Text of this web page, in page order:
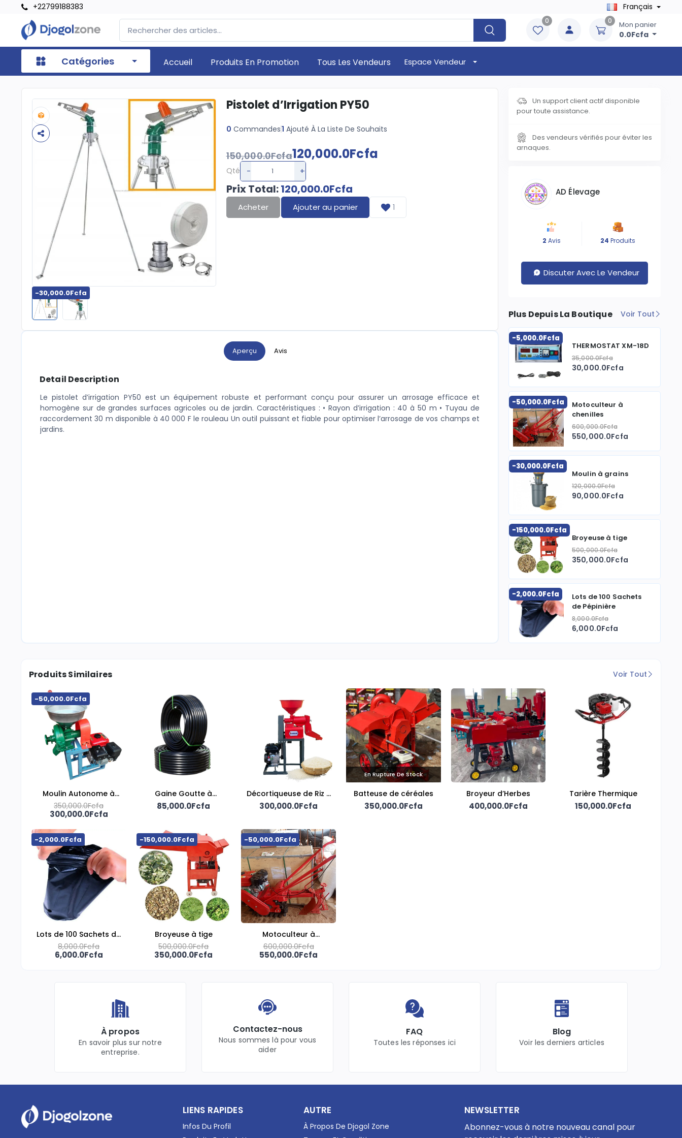
+22799188383 Français
0 0 Mon panier
0.0Fcfa
Catégories Accueil Produits En Promotion Tous Les Vendeurs Espace Vendeur
-30,000.0Fcfa
Pistolet d’Irrigation PY50
0 Commandes1 Ajouté À La Liste De Souhaits
150,000.0Fcfa120,000.0Fcfa
Qté - +
Prix Total:120,000.0Fcfa
Acheter Ajouter au panier 1
Aperçu Avis
Detail Description
Le pistolet d’irrigation PY50 est un équipement robuste et performant conçu pour assurer un arrosage efficace et
homogène sur de grandes surfaces agricoles ou de jardin. Caractéristiques : • Rayon d’irrigation : 40 à 50 m • Tuyau de
raccordement 30 m disponible à 40 000 F le rouleau Un outil puissant et fiable pour optimiser l’arrosage de vos champs et
jardins.
Un support client actif disponible
pour toute assistance.
Des vendeurs vérifiés pour éviter les
arnaques.
AD Élevage
2 Avis 24 Produits
Discuter Avec Le Vendeur
Plus Depuis La Boutique Voir Tout
-5,000.0Fcfa
THERMOSTAT XM-18D
35,000.0Fcfa
30,000.0Fcfa
-50,000.0Fcfa
Motoculteur à
chenilles
600,000.0Fcfa
550,000.0Fcfa
-30,000.0Fcfa
Moulin à grains
120,000.0Fcfa
90,000.0Fcfa
-150,000.0Fcfa
Broyeuse à tige
500,000.0Fcfa
350,000.0Fcfa
-2,000.0Fcfa
Lots de 100 Sachets
de Pépinière
8,000.0Fcfa
6,000.0Fcfa
Produits Similaires Voir Tout
-50,000.0Fcfa
Moulin Autonome à
Moteur à Essence –
7,5 CV
350,000.0Fcfa
300,000.0Fcfa
Gaine Goutte à
Goutte
85,000.0Fcfa
Décortiqueuse de Riz –
Autonome à Moteur
300,000.0Fcfa
En Rupture De Stock
Batteuse de céréales
350,000.0Fcfa
Broyeur d’Herbes
400,000.0Fcfa
Tarière Thermique
150,000.0Fcfa
-2,000.0Fcfa
Lots de 100 Sachets de
Pépinière
8,000.0Fcfa
6,000.0Fcfa
-150,000.0Fcfa
Broyeuse à tige
500,000.0Fcfa
350,000.0Fcfa
-50,000.0Fcfa
Motoculteur à
chenilles
600,000.0Fcfa
550,000.0Fcfa
À propos
En savoir plus sur notre
entreprise.
Contactez-nous
Nous sommes là pour vous
aider
FAQ
Toutes les réponses ici
Blog
Voir les derniers articles
LIENS RAPIDES
Infos Du Profil
AUTRE
À Propos De Djogol Zone
NEWSLETTER
Abonnez-vous à notre nouveau canal pour